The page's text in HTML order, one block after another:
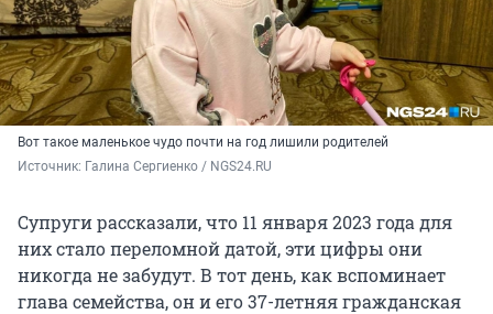
Вот такое маленькое чудо почти на год лишили родителей
Источник: Галина Сергиенко / NGS24.RU
Супруги рассказали, что 11 января 2023 года для
них стало переломной датой, эти цифры они
никогда не забудут. В тот день, как вспоминает
глава семейства, он и его 37-летняя гражданская